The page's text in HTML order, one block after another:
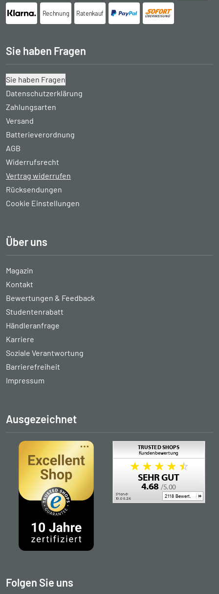
Rechnung Ratenkauf
Sie haben Fragen
Sie haben Fragen
Datenschutzerklärung
Zahlungsarten
Versand
Batterieverordnung
AGB
Widerrufsrecht
Vertrag widerrufen
Rücksendungen
Cookie Einstellungen
Über uns
Magazin
Kontakt
Bewertungen & Feedback
Studentenrabatt
Händleranfrage
Karriere
Soziale Verantwortung
Barrierefreiheit
Impressum
Ausgezeichnet
Folgen Sie uns